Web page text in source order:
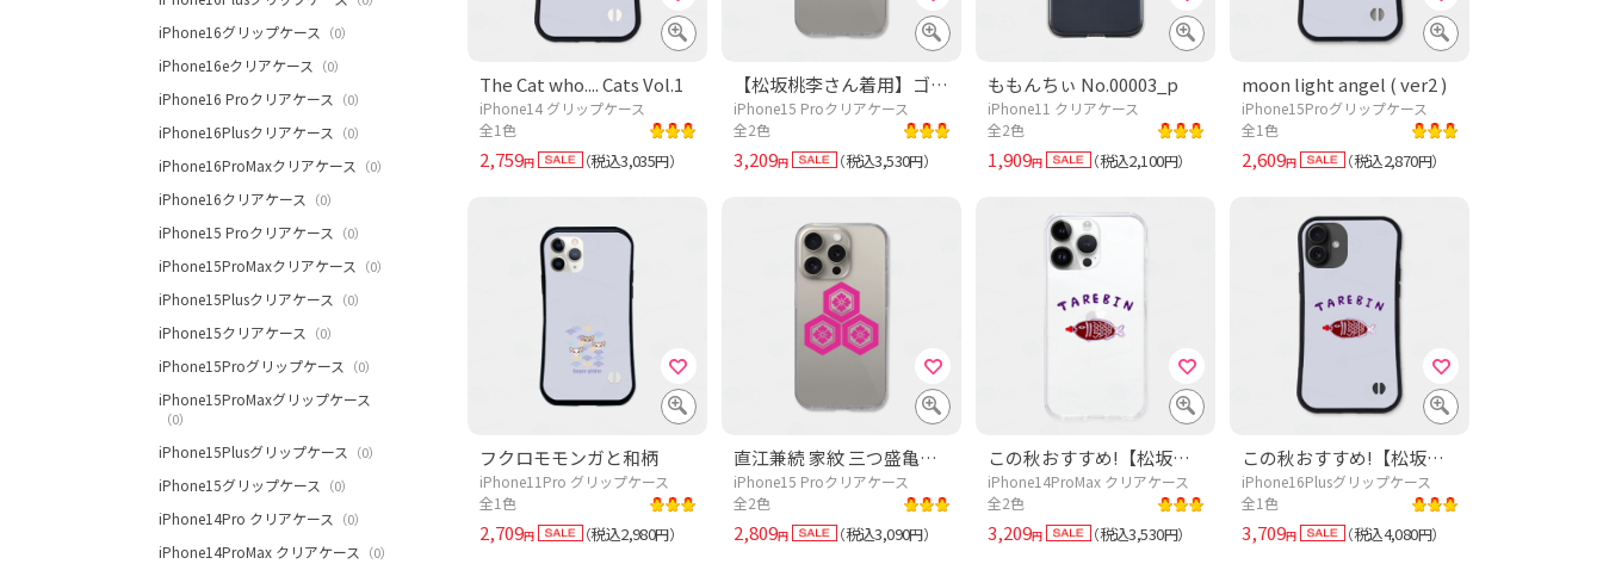
iPhone16グリップケース （0）
iPhone16eクリアケース （0）
iPhone16 Proクリアケース （0）
iPhone16Plusクリアケース （0）
iPhone16ProMaxクリアケース （0）
iPhone16クリアケース （0）
iPhone15 Proクリアケース （0）
iPhone15ProMaxクリアケース （0）
iPhone15Plusクリアケース （0）
iPhone15クリアケース （0）
iPhone15Proグリップケース （0）
iPhone15ProMaxグリップケース
（0）
iPhone15Plusグリップケース （0）
iPhone15グリップケース （0）
iPhone14Pro クリアケース （0）
iPhone14ProMax クリアケース （0）
The Cat who.... Cats Vol.1
iPhone14 グリップケース
全1色
2,759円 （税込3,035円）
【松坂桃李さん着用】ゴーヤマン【ドラマあのキス】この夏おすすめ!沖縄野菜デザイン「ゴーヤマン」
iPhone15 Proクリアケース
全2色
3,209円 （税込3,530円）
ももんちぃ No.00003_p
iPhone11 クリアケース
全2色
1,909円 （税込2,100円）
moon light angel ( ver2 )
iPhone15Proグリップケース
全1色
2,609円 （税込2,870円）
フクロモモンガと和柄
iPhone11Pro グリップケース
全1色
2,709円 （税込2,980円）
直江兼続 家紋 三つ盛亀甲に花菱 桃
iPhone15 Proクリアケース
全2色
2,809円 （税込3,090円）
この秋おすすめ!【松坂桃李さん着用】TAREBIN【ドラマあのキス】刺し身好きおすすめ!(笑い)レトロTシャツ「魚の形した<あれ>」
iPhone14ProMax クリアケース
全2色
3,209円 （税込3,530円）
この秋おすすめ!【松坂桃李さん着用】TAREBIN【ドラマあのキス】刺し身好きおすすめ!(笑い)レトロTシャツ「魚の形した<あれ>」
iPhone16Plusグリップケース
全1色
3,709円 （税込4,080円）